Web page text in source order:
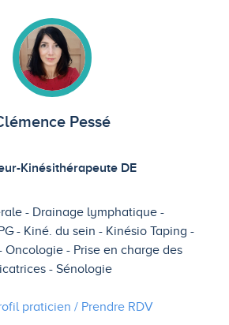
Pessé
Kinésithérapeute DE
Drainage lymphatique
Kiné. du sein
Kinésio Taping
Oncologie
Prise en charge des
Sénologie
praticien / Prendre RDV